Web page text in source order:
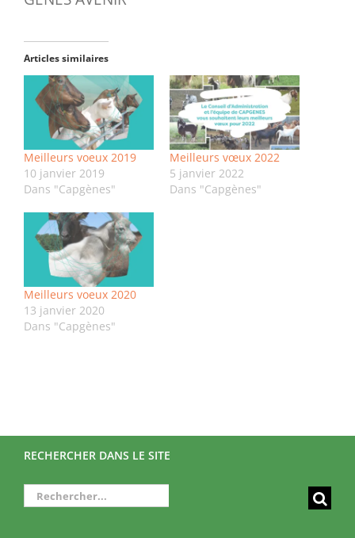
Articles similaires
Meilleurs voeux 2019
10 janvier 2019
Dans "Capgènes"
Meilleurs vœux 2022
5 janvier 2022
Dans "Capgènes"
Meilleurs voeux 2020
13 janvier 2020
Dans "Capgènes"
RECHERCHER DANS LE SITE
Rechercher: